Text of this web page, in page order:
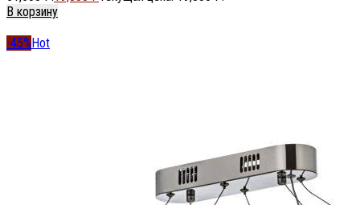
В корзину
-45%Hot